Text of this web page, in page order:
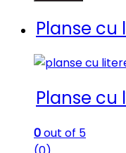
Planse cu
Planse cu
0out of 5